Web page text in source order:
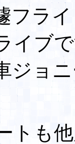
フラ
イブ
ジョ
トも